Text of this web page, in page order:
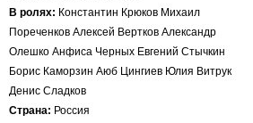
В ролях: Константин Крюков Михаил
Пореченков Алексей Вертков Александр
Олешко Анфиса Черных Евгений Стычкин
Борис Каморзин Аюб Цингиев Юлия Витрук
Денис Сладков
Страна: Россия